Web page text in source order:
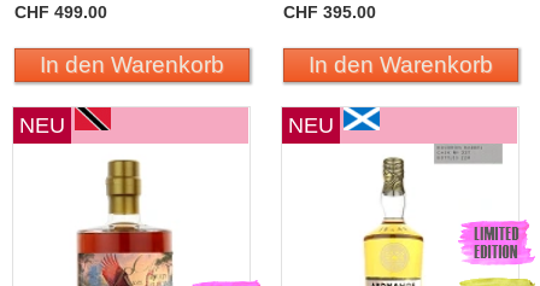
CHF 499.00
In den Warenkorb
CHF 395.00
In den Warenkorb
NEU NEU